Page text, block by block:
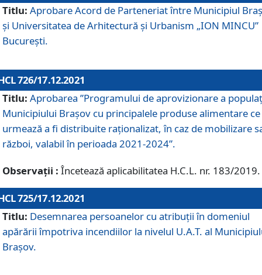
Titlu: Aprobare Acord de Parteneriat între Municipiul
și Universitatea de Arhitectură și Urbanism „ION MINCU”
București.
726/17.12.2021
Titlu: Aprobarea ”Programului de aprovizionare a
Municipiului Braşov cu principalele produse alimentare ce
urmează a fi distribuite raționalizat, în caz de mobilizare
război, valabil în perioada 2021-2024”.
Observații : Încetează aplicabilitatea H.C.L. nr. 183/2019.
725/17.12.2021
Titlu: Desemnarea persoanelor cu atribuții în domeniul
apărării împotriva incendiilor la nivelul U.A.T. al
Brașov.